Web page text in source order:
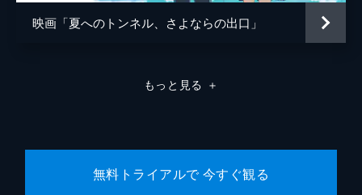
映画「夏へのトンネル、さよならの出口」
もっと見る ＋
無料トライアルで 今すぐ観る